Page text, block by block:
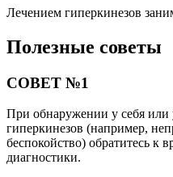
Лечением гиперкинезов
Полезные советы
СОВЕТ №1
При обнаружении у себя или
гиперкинезов (например,
беспокойство) обратитесь к
диагностики.